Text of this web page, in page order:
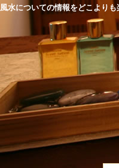
風水についての情報をどこより